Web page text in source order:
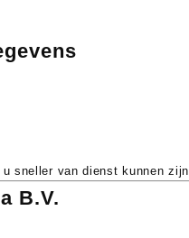
sneller van dienst kunnen zijn.
B.V.